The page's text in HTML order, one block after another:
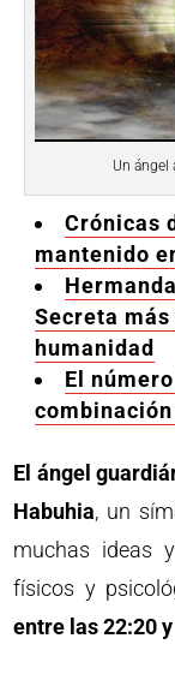
Un ángel
Crónicas
mantenido
Secreta
humanidad
El
El ángel
Habuhia, un
muchas ideas
físicos y
entre las 22:20